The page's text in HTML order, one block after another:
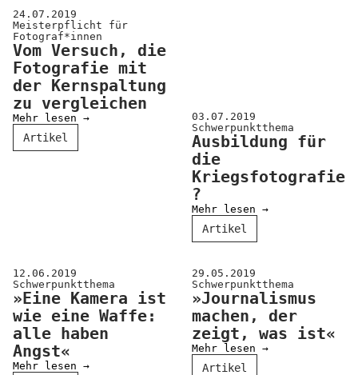
24.07.2019
Meisterpflicht für
Fotograf*innen
Vom Versuch, die
Fotografie mit
der Kernspaltung
zu vergleichen
Mehr lesen →
Artikel
03.07.2019
Schwerpunktthema
Ausbildung für
die
Kriegsfotografie
?
Mehr lesen →
Artikel
12.06.2019
Schwerpunktthema
»Eine Kamera ist
wie eine Waffe:
alle haben
Angst«
Mehr lesen →
29.05.2019
Schwerpunktthema
»Journalismus
machen, der
zeigt, was ist«
Mehr lesen →
Artikel